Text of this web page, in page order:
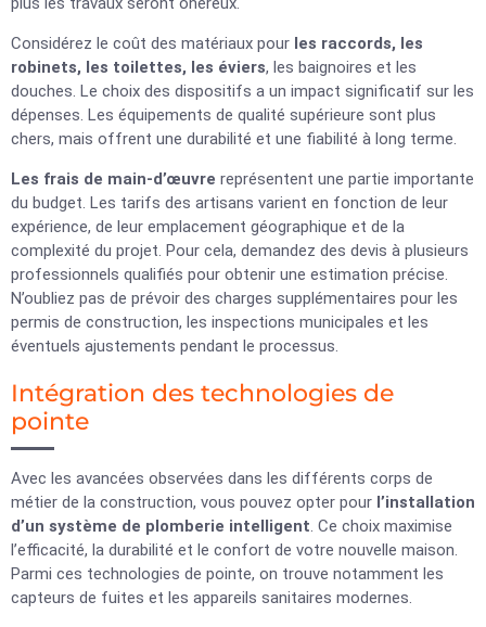
Considérez le coût des matériaux pour les raccords, les
robinets, les toilettes, les éviers, les baignoires et les
douches. Le choix des dispositifs a un impact significatif sur les
dépenses. Les équipements de qualité supérieure sont plus
chers, mais offrent une durabilité et une fiabilité à long terme.
Les frais de main-d’œuvre représentent une partie importante
du budget. Les tarifs des artisans varient en fonction de leur
expérience, de leur emplacement géographique et de la
complexité du projet. Pour cela, demandez des devis à plusieurs
professionnels qualifiés pour obtenir une estimation précise.
N’oubliez pas de prévoir des charges supplémentaires pour les
permis de construction, les inspections municipales et les
éventuels ajustements pendant le processus.
Intégration des technologies de
pointe
Avec les avancées observées dans les différents corps de
métier de la construction, vous pouvez opter pour l’installation
d’un système de plomberie intelligent. Ce choix maximise
l’efficacité, la durabilité et le confort de votre nouvelle maison.
Parmi ces technologies de pointe, on trouve notamment les
capteurs de fuites et les appareils sanitaires modernes.